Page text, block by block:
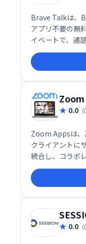
Brave Talkは、
アプリ不要の無
イベートで、通
ザだけで手軽に
さい。
Zoom
0.0
Zoom Appsは
クライアントに
統合し、コラボ
ルです。現在約
ーテインメント
起動し、より
きます。
0.0